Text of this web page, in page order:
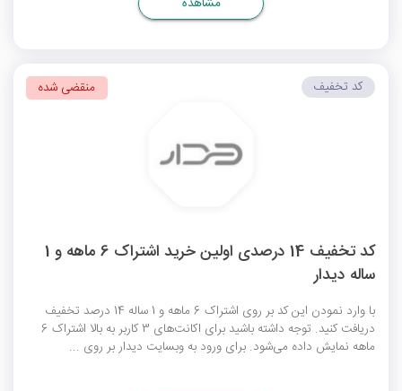
کد تخفیف 14 درصدی اولین خرید اشتراک 6 ماهه و 1
ساله دیدار
با وارد نمودن این کد بر روی اشتراک 6 ماهه و 1 ساله 14 درصد تخفیف
دریافت کنید. توجه داشته باشید برای اکانت‌های 3 کاربر به بالا اشتراک 6
ماهه نمایش داده می‌شود. برای ورود به وبسایت دیدار بر روی ...
کد تخفیف منقضی شده